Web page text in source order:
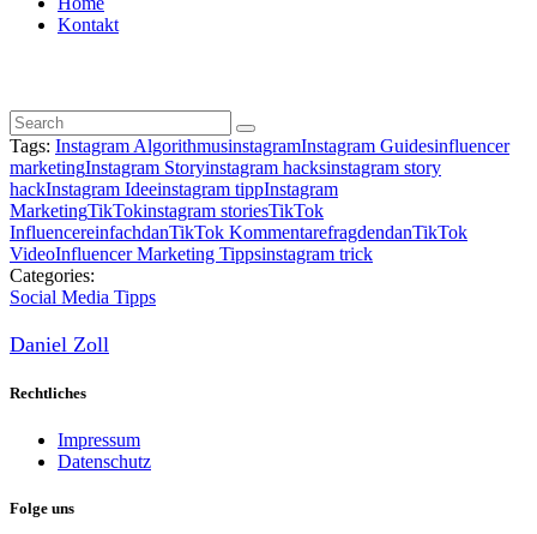
Kontakt
Tags: Instagram AlgorithmusinstagramInstagram Guidesinfluencer
marketingInstagram Storyinstagram hacksinstagram story
hackInstagram Ideeinstagram tippInstagram
MarketingTikTokinstagram storiesTikTok
InfluencereinfachdanTikTok KommentarefragdendanTikTok
VideoInfluencer Marketing Tippsinstagram trick
Categories:
Social Media Tipps
Daniel Zoll
Rechtliches
Impressum
Datenschutz
Folge uns